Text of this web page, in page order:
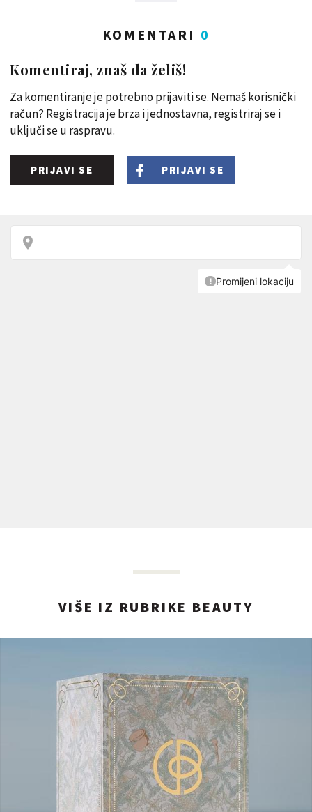
KOMENTARI 0
Komentiraj, znaš da želiš!
Za komentiranje je potrebno prijaviti se. Nemaš korisnički
račun? Registracija je brza i jednostavna, registriraj se i
uključi se u raspravu.
PRIJAVI SE PRIJAVI SE
VIŠE IZ RUBRIKE BEAUTY